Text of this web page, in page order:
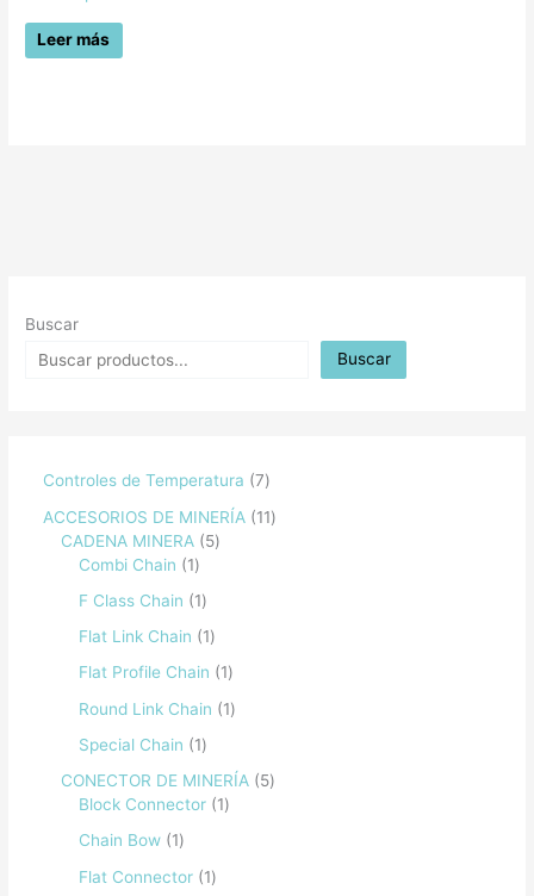
Buscar
Buscar
Controles de Temperatura
7
ACCESORIOS DE MINERÍA
11
CADENA MINERA
5
Combi Chain
1
F Class Chain
1
Flat Link Chain
1
Flat Profile Chain
1
Round Link Chain
1
Special Chain
1
CONECTOR DE MINERÍA
5
Block Connector
1
Chain Bow
1
Flat Connector
1
Leer más